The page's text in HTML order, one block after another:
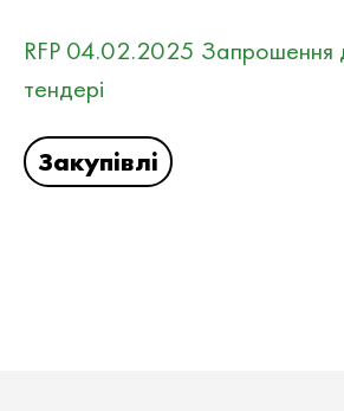
RFP 04.02.2025 Запрошення
тендері
Закупівлі